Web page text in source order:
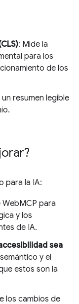
: Mide la
para los
de los
resumen legible
para la IA:
WebMCP para
y los
de IA.
sea
y el
estos son la
los cambios de